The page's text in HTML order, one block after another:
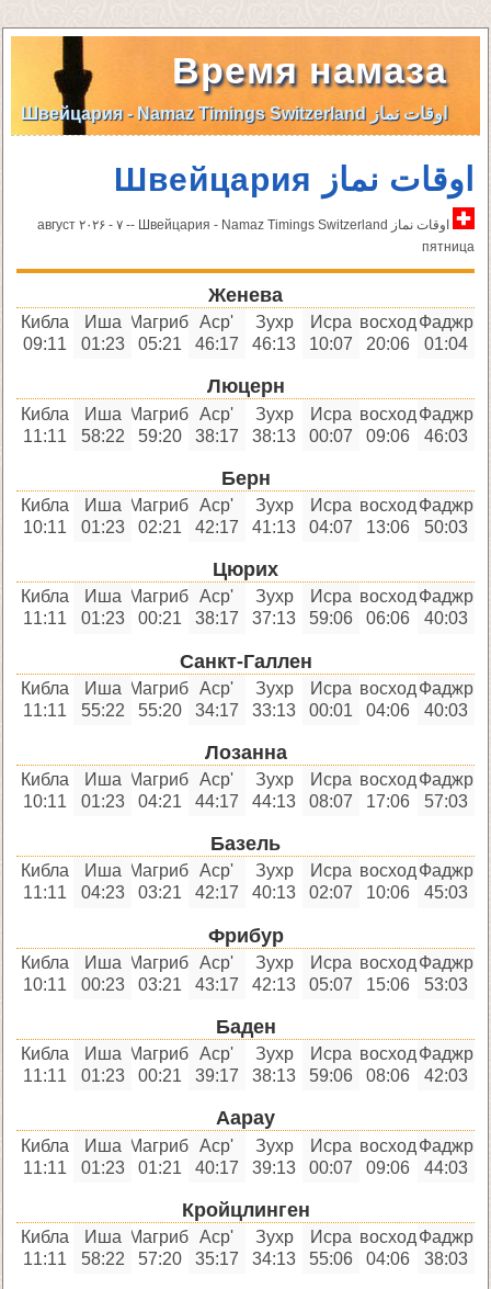
Время намаза
اوقات نماز Швейцария - Namaz Timings Switzerland
اوقات نماز Швейцария
اوقات نماز Швейцария - Namaz Timings Switzerland -- ٧ август ۲۰۲۶ -
пятница
Женева
Фаджр
01:04
восход
20:06
Исра
10:07
Зухр
46:13
'Аср
46:17
Магриб
05:21
Иша
01:23
Кибла
09:11
Люцерн
Фаджр
46:03
восход
09:06
Исра
00:07
Зухр
38:13
'Аср
38:17
Магриб
59:20
Иша
58:22
Кибла
11:11
Берн
Фаджр
50:03
восход
13:06
Исра
04:07
Зухр
41:13
'Аср
42:17
Магриб
02:21
Иша
01:23
Кибла
10:11
Цюрих
Фаджр
40:03
восход
06:06
Исра
59:06
Зухр
37:13
'Аср
38:17
Магриб
00:21
Иша
01:23
Кибла
11:11
Санкт-Галлен
Фаджр
40:03
восход
04:06
Исра
00:01
Зухр
33:13
'Аср
34:17
Магриб
55:20
Иша
55:22
Кибла
11:11
Лозанна
Фаджр
57:03
восход
17:06
Исра
08:07
Зухр
44:13
'Аср
44:17
Магриб
04:21
Иша
01:23
Кибла
10:11
Базель
Фаджр
45:03
восход
10:06
Исра
02:07
Зухр
40:13
'Аср
42:17
Магриб
03:21
Иша
04:23
Кибла
11:11
Фрибур
Фаджр
53:03
восход
15:06
Исра
05:07
Зухр
42:13
'Аср
43:17
Магриб
03:21
Иша
00:23
Кибла
10:11
Баден
Фаджр
42:03
восход
08:06
Исра
59:06
Зухр
38:13
'Аср
39:17
Магриб
00:21
Иша
01:23
Кибла
11:11
Аарау
Фаджр
44:03
восход
09:06
Исра
00:07
Зухр
39:13
'Аср
40:17
Магриб
01:21
Иша
01:23
Кибла
11:11
Кройцлинген
Фаджр
38:03
восход
04:06
Исра
55:06
Зухр
34:13
'Аср
35:17
Магриб
57:20
Иша
58:22
Кибла
11:11